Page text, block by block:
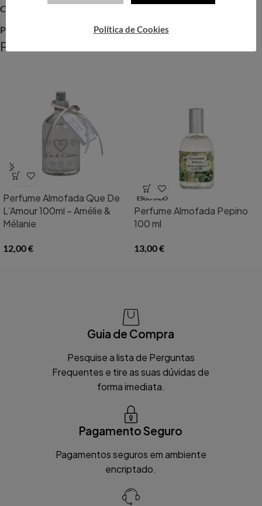
Categorias:
Partilhar:
Produtos Relacionados
Perfume Almofada Que De
L’Amour 100ml – Amélie &
Mélanie
12,00€
ESGOTADO
Perfume Almofada Pepino
100 ml
13,00€
Guia de Compra
Pesquise a lista de Perguntas
Frequentes e tire as suas dúvidas de
forma imediata.
Pagamento Seguro
Pagamentos seguros em ambiente
encriptado.
Política de Cookies